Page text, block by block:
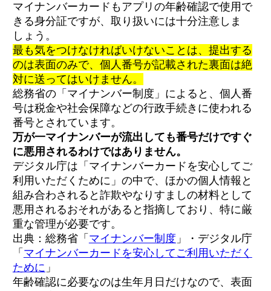
マイナンバーカードもアプリの年齢確認で使用で
きる身分証ですが、取り扱いには十分注意しま
しょう。
最も気をつけなければいけないことは、提出する
のは表面のみで、個人番号が記載された裏面は絶
対に送ってはいけません。
総務省の「マイナンバー制度」によると、個人番
号は税金や社会保障などの行政手続きに使われる
番号とされています。
万が一マイナンバーが流出しても番号だけですぐ
に悪用されるわけではありません。
デジタル庁は「マイナンバーカードを安心してご
利用いただくために」の中で、ほかの個人情報と
組み合わされると詐欺やなりすましの材料として
悪用されるおそれがあると指摘しており、特に厳
重な管理が必要です。
出典：総務省「 マイナンバー制度 」・デジタル庁
「 マイナンバーカードを安心してご利用いただく
ために 」
年齢確認に必要なのは生年月日だけなので、表面